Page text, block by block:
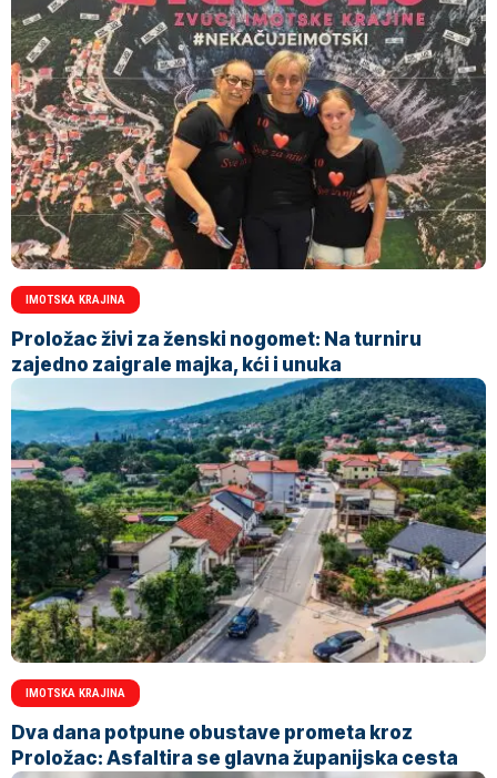
IMOTSKA KRAJINA
Proložac živi za ženski nogomet: Na turniru
zajedno zaigrale majka, kći i unuka
IMOTSKA KRAJINA
Dva dana potpune obustave prometa kroz
Proložac: Asfaltira se glavna županijska cesta